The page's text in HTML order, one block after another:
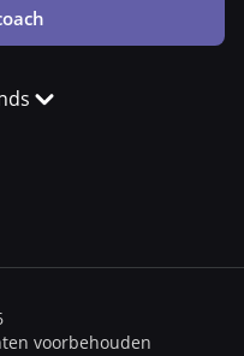
voorbehouden